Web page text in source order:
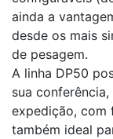
ainda a
desde os mais
de pesagem.
A linha DP50
sua
expedição, com
também ideal